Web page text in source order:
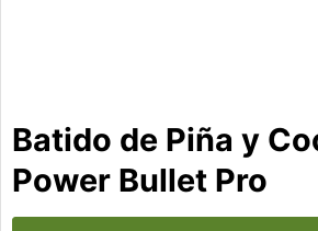
Batido de Piña y
Power Bullet Pro